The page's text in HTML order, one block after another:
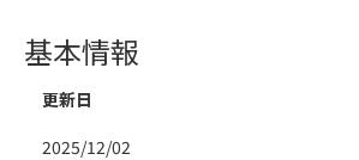
基本情報
更新日
2025/12/02